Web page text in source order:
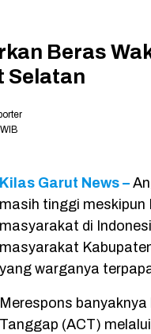
Beras
Selatan
Kilas Garut News –
masih tinggi
masyarakat di
masyarakat
yang warganya
Merespons
Tanggap (ACT)